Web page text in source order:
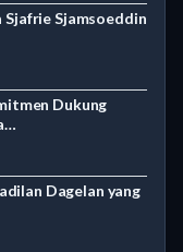
Sjafrie Sjamsoeddin
Dukung
Dagelan yang